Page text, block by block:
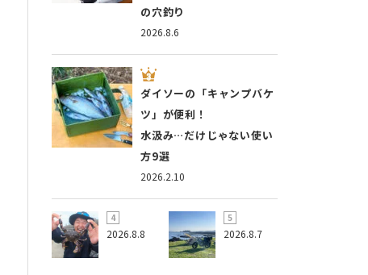
2026.8.6
の穴釣り
2026.2.10
ダイソーの「キャンプバケ
ツ」が便利！
水汲み…だけじゃない使い
方9選
2026.8.8 2026.8.7